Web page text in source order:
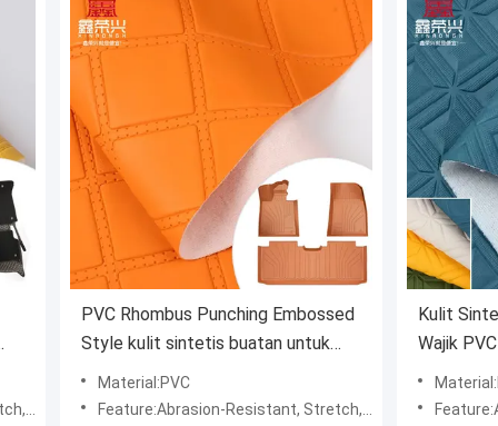
proof
PVC Rhombus Punching Embossed
Style kulit sintetis buatan untuk
mobil kaki kursi mobil sofa dekorasi
tas kain kulit palsu
Material:PVC
Feature:Abrasion-Resistant, Stretch, water resistant, Waterproof, wind proof
Kulit
Wajik
Mobil,
Imitasi